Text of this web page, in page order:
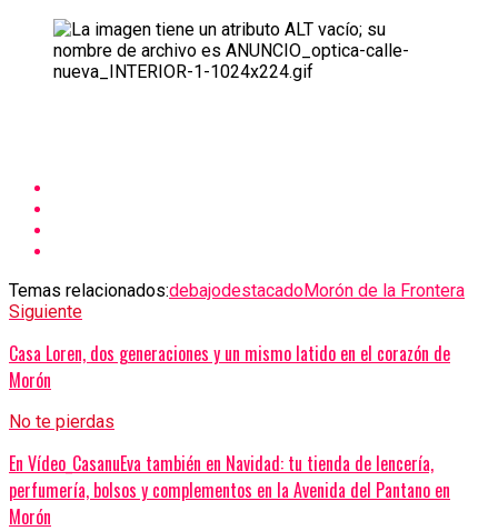
Temas relacionados:debajodestacadoMorón de la Frontera
Siguiente
Casa Loren, dos generaciones y un mismo latido en el corazón de
Morón
No te pierdas
En Vídeo_CasanuEva también en Navidad: tu tienda de lencería,
perfumería, bolsos y complementos en la Avenida del Pantano en
Morón